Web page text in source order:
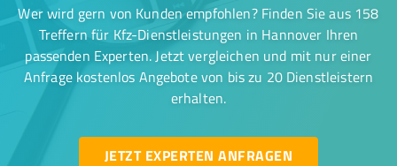
Wer wird gern von Kunden empfohlen? Finden Sie aus 158
Treffern für Kfz-Dienstleistungen in Hannover Ihren
passenden Experten. Jetzt vergleichen und mit nur einer
Anfrage kostenlos Angebote von bis zu 20 Dienstleistern
erhalten.
JETZT EXPERTEN ANFRAGEN